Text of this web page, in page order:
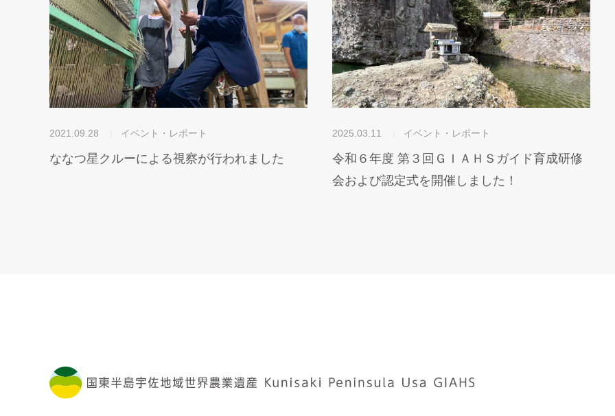
2021.09.28 イベント・レポート
ななつ星クルーによる視察が行われました
2025.03.11 イベント・レポート
令和６年度 第３回ＧＩＡＨＳガイド育成研修
会および認定式を開催しました！